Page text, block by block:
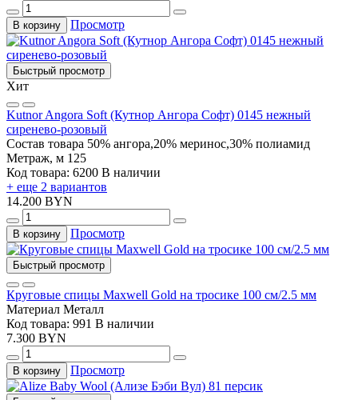
В корзину Просмотр
Быстрый просмотр
Хит
Kutnor Angora Soft (Кутнор Ангора Софт) 0145 нежный
сиренево-розовый
Состав товара 50% ангора,20% меринос,30% полиамид
Метраж, м 125
Код товара: 6200 В наличии
+ еще 2 вариантов
14.200 BYN
В корзину Просмотр
Быстрый просмотр
Круговые спицы Maxwell Gold на тросике 100 см/2.5 мм
Материал Металл
Код товара: 991 В наличии
7.300 BYN
В корзину Просмотр